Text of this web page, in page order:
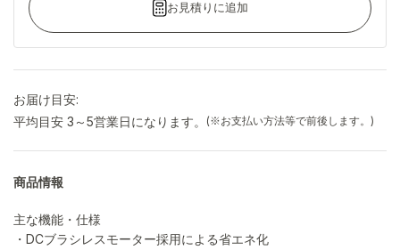
お見積りに追加
お届け目安:
平均目安 3～5営業日になります。
(※お支払い方法等で前後します。)
商品情報
主な機能・仕様
・DCブラシレスモーター採用による省エネ化